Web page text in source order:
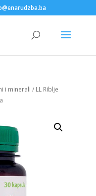
i minerali / LL Riblje